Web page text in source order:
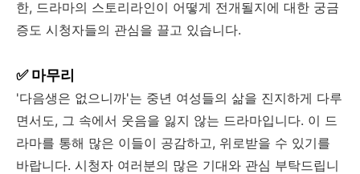
한, 드라마의 스토리라인이 어떻게 전개될지에 대한 궁금
증도 시청자들의 관심을 끌고 있습니다.
✅ 마무리
'다음생은 없으니까'는 중년 여성들의 삶을 진지하게 다루
면서도, 그 속에서 웃음을 잃지 않는 드라마입니다. 이 드
라마를 통해 많은 이들이 공감하고, 위로받을 수 있기를
바랍니다. 시청자 여러분의 많은 기대와 관심 부탁드립니